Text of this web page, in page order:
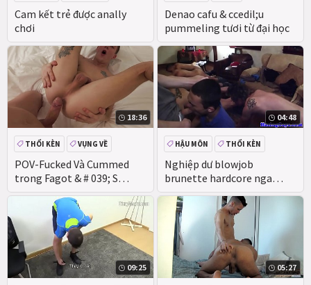
Cam kết trẻ được anally
chơi
Denao cafu & ccedil;u
pummeling tươi từ đại học
18:36
POV-Fucked Và Cummed
trong Fagot & # 039; S
Fucked Lỗ
THỔI KÈN VỤNG VỀ
04:48
Nghiệp dư blowjob
brunette hardcore nga
thiếu niên
HẬU MÔN
THỔI KÈN
VỤNG VỀ
THỰC TẾ
09:25 05:27